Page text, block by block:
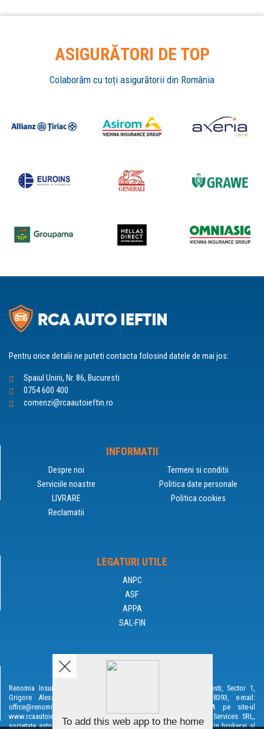
ASIGURĂTORI DE TOP
Colaborăm cu toți asigurătorii din România
Pentru orice detalii ne puteti contacta folosind datele de mai jos:
Spaiul Unirii, Nr. 86, Bucuresti
0754 600 400
comenzi@rcaautoieftin.ro
INFORMATII
Despre noi
Serviciile noastre
LIVRARE
Reclamatii
Termeni si conditii
Politica date personale
Politica cookies
LEGATURI UTILE
ANPC
ASF
APPA
SAL-FIN
DISCLAIMER
Renomia Insurance Reinsurance Broker SRL cu sediul in Bucuresti, Sector 1,
Grigore Alexandrescu 89-97, Corp A, Et. 5, tel.: 021.313.8393, e-mail:
office@renomia.ro. Ofertarea si emiterea de asigurari RCA pe site-ul
www.rcaautoieftin.ro este un serviciu oferit de Exclusive Web Services SRL,
societate autorizata de ASF sub nr. 502481/02.10.2019 ca asistent in brokeraj al
To add this web app to the home